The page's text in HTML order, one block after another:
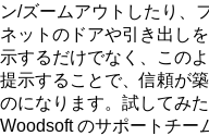
ン/ズームアウトしたり、
ネットのドアや引き出し
示するだけでなく、この
提示することで、信頼が
のになります。試してみ
Woodsoft のサポートチー